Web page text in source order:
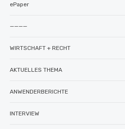
ePaper
————
WIRTSCHAFT + RECHT
AKTUELLES THEMA
ANWENDERBERICHTE
INTERVIEW